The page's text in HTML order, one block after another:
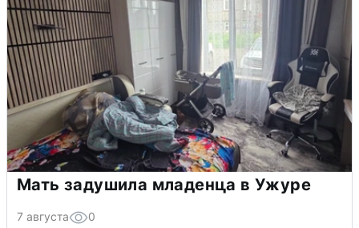
Мать задушила младенца в Ужуре
7 августа 0